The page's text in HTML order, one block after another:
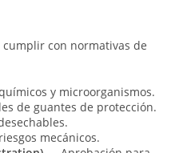
con normativas de
y microorganismos.
de guantes de protección.
mecánicos.